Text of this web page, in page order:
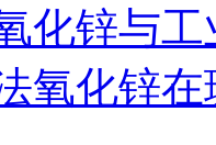
化锌与
氧化锌